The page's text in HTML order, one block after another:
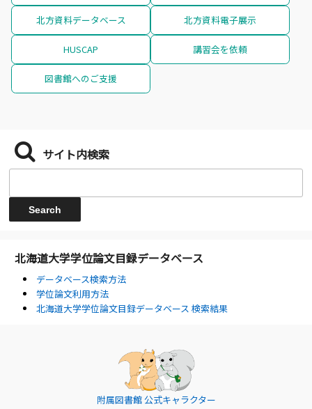
北方資料データベース 北方資料電子展示
HUSCAP 講習会を依頼
図書館へのご支援
サイト内検索
北海道大学学位論文目録データベース
データベース検索方法
学位論文利用方法
北海道大学学位論文目録データベース 検索結果
附属図書館 公式キャラクター